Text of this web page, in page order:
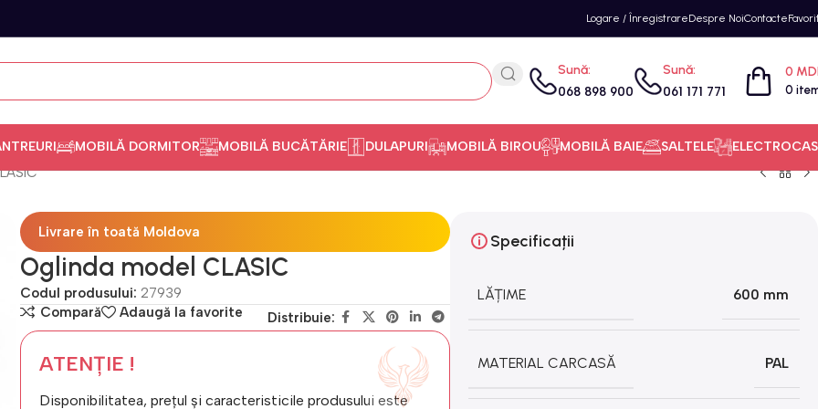
Logare / ÎnregistrareDespre NoiContacte
Sună:
068 898 900
Sună:
061 171 771 0
0
MOBILĂ DORMITOR MOBILĂ BUCĂTĂRIE DULAPURI MOBILĂ BIROU MOBILĂ BAIE SALTELE
Livrare în toată Moldova
Oglinda model CLASIC
Codul produsului: 27939
Compară
Adaugă la favorite Distribuie:
ATENȚIE !
Disponibilitatea, prețul și caracteristicile produsului este
Specificații
LĂȚIME 600 mm
MATERIAL CARCASĂ PAL